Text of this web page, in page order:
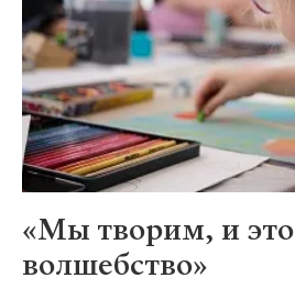
«Мы творим, и это
волшебство»